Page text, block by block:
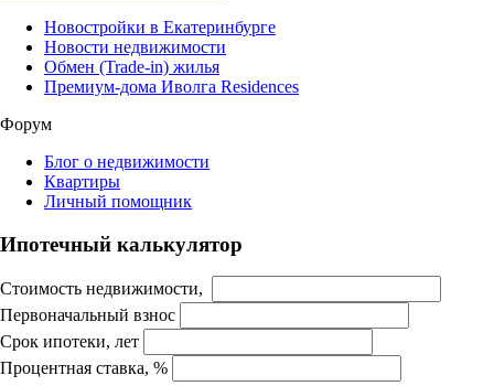
Новостройки в Екатеринбурге
Новости недвижимости
Обмен (Trade-in) жилья
Премиум-дома Иволга Residences
Форум
Блог о недвижимости
Квартиры
Личный помощник
Ипотечный калькулятор
Стоимость недвижимости,
Первоначальный взнос
Срок ипотеки, лет
Процентная ставка, %